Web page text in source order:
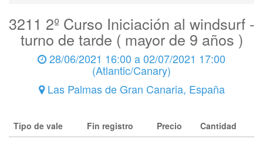
3211 2º Curso Iniciación al windsurf -
turno de tarde ( mayor de 9 años )
28/06/2021 16:00 a02/07/2021 17:00
(Atlantic/Canary)
Las Palmas de Gran Canaria, España
Tipo de vale Fin registro Precio Cantidad